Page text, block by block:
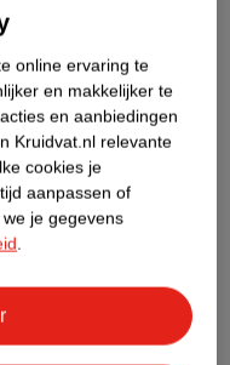
(nog) geen Nature
online ervaring te
en makkelijker te
en aanbiedingen
Kruidvat.nl relevante
cookies je
aanpassen of
je gegevens
.